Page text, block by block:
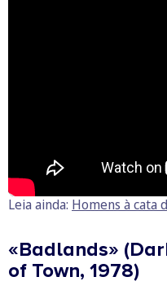
Leia ainda: Homens à cata
«Badlands»
of Town, 1978)